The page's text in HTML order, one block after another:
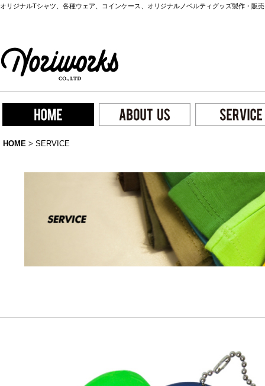
オリジナルTシャツ、各種ウェア、コインケース、オリジナルノベルティグッズ製作・販
HOME > SERVICE